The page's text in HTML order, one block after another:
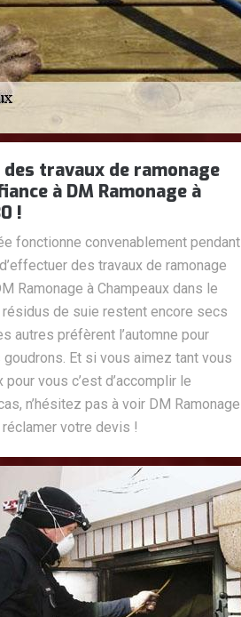
des travaux de ramonage
à DM Ramonage à
!
fonctionne convenablement pendant
des travaux de ramonage
Ramonage à Champeaux dans le
de suie restent encore secs
autres préfèrent l’automne pour
Et si vous aimez tant vous
vous c’est d’accomplir le
n’hésitez pas à voir DM Ramonage
votre devis !